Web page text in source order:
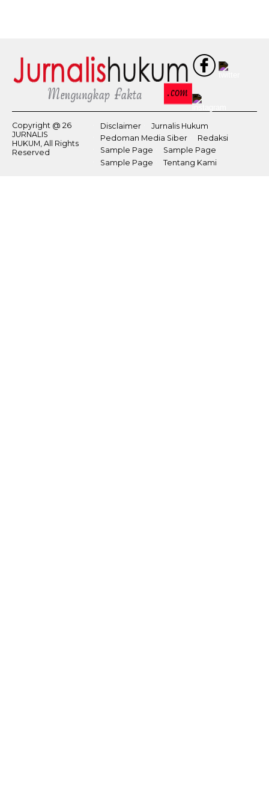
Copyright @ 26
JURNALIS
HUKUM, All Rights
Reserved
Disclaimer
Jurnalis Hukum
Pedoman Media Siber
Redaksi
Sample Page
Sample Page
Sample Page
Tentang Kami